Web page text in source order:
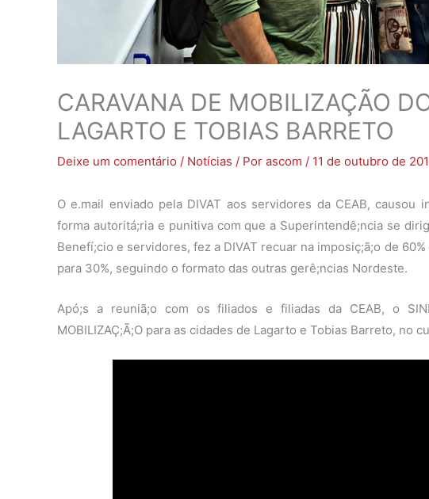
CARAVANA DE MOBILIZAÇÃO
LAGARTO E TOBIAS BARRETO
Deixe um comentário / Notícias / Por ascom / 11 de outubro de
O e.mail enviado pela DIVAT aos servidores da CEAB, causou
forma autoritá;ria e punitiva com que a Superintendê;ncia se
Benefí;cio e servidores, fez a DIVAT recuar na imposiç;ã;o de
para 30%, seguindo o formato das outras gerê;ncias Nordeste.
Apó;s a reuniã;o com os filiados e filiadas da CEAB, o
MOBILIZAÇ;Ã;O para as cidades de Lagarto e Tobias Barreto, no